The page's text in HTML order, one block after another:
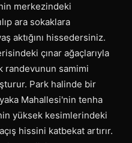
merkezindeki
ara sokaklara
aktığını hissedersiniz.
çınar ağaçlarıyla
randevunun samimi
Park halinde bir
Mahallesi'nin tenha
yüksek kesimlerindeki
hissini katbekat artırır.